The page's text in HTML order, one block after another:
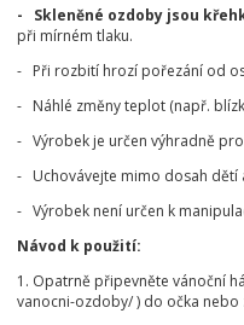
- Skleněné ozdoby jsou
při mírném tlaku.
- Při rozbití hrozí pořezání od
- Náhlé změny teplot (např.
- Výrobek je určen výhradně
- Uchovávejte mimo dosah dětí
- Výrobek není určen k
Návod k použití:
1. Opatrně připevněte vánoční
vanocni-ozdoby/ ) do očka